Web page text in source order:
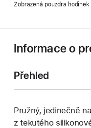
Zobrazená pouzdra hodinek
Informace o
Přehled
Pružný, jedinečně
z tekutého